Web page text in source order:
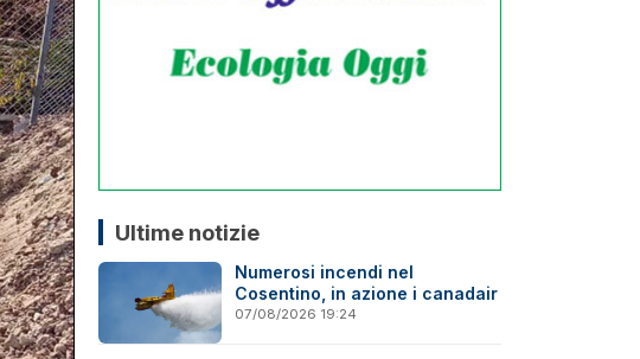
Ultime notizie
Numerosi incendi nel
Cosentino, in azione i canadair
07/08/2026 19:24